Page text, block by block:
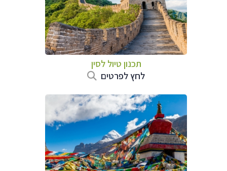
תכנון טיול לסין
לחץ לפרטים